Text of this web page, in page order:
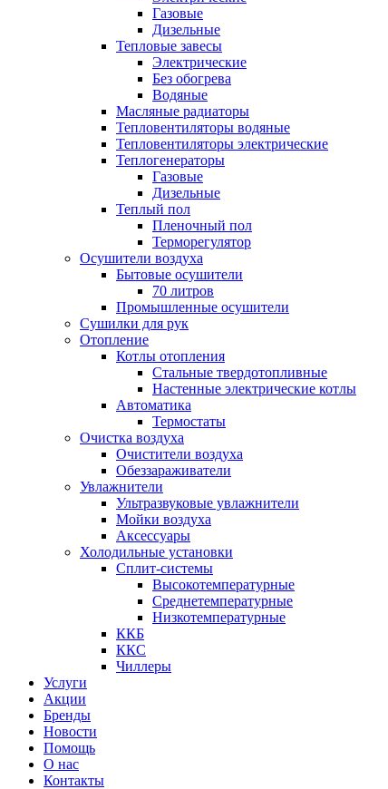
Газовые
Дизельные
Тепловые завесы
Электрические
Без обогрева
Водяные
Масляные радиаторы
Тепловентиляторы водяные
Тепловентиляторы электрические
Теплогенераторы
Газовые
Дизельные
Теплый пол
Пленочный пол
Терморегулятор
Осушители воздуха
Бытовые осушители
70 литров
Промышленные осушители
Сушилки для рук
Отопление
Котлы отопления
Стальные твердотопливные
Настенные электрические котлы
Автоматика
Термостаты
Очистка воздуха
Очистители воздуха
Обеззараживатели
Увлажнители
Ультразвуковые увлажнители
Мойки воздуха
Аксессуары
Холодильные установки
Сплит-системы
Высокотемпературные
Среднетемпературные
Низкотемпературные
ККБ
ККС
Чиллеры
Услуги
Акции
Бренды
Новости
Помощь
О нас
Контакты